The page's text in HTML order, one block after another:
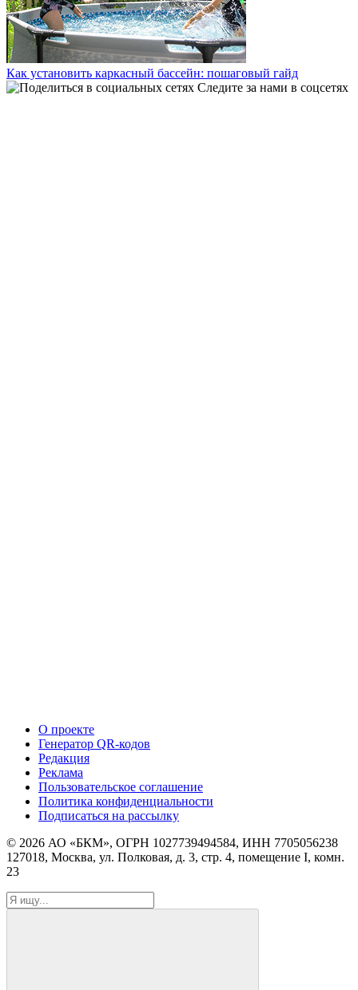
Как установить каркасный бассейн: пошаговый гайд
Следите за нами в соцсетях
О проекте
Генератор QR-кодов
Редакция
Реклама
Пользовательское соглашение
Политика конфиденциальности
Подписаться на рассылку
© 2026 АО «БКМ», ОГРН 1027739494584, ИНН 7705056238
127018, Москва, ул. Полковая, д. 3, стр. 4, помещение I, комн.
23